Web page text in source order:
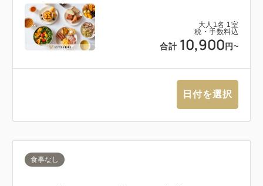
大人 1名 1室
税・手数料込
合計 10,900 円~
日付を選択
食事なし